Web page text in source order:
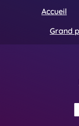
Accueil
Grand